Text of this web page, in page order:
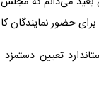
حضور نمایندگان
تعیین دستمزد